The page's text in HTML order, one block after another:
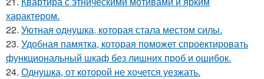
характером.
22. Уютная однушка, которая стала местом силы.
23. Удобная памятка, которая поможет спроектировать
функциональный шкаф без лишних проб и ошибок.
24. Однушка, от которой не хочется уезжать.